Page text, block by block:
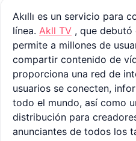
Akıllı es un servicio para
línea. Akll TV , que debutó
permite a millones de
compartir contenido de
proporciona una red de
usuarios se conecten,
todo el mundo, así como
distribución para
anunciantes de todos los